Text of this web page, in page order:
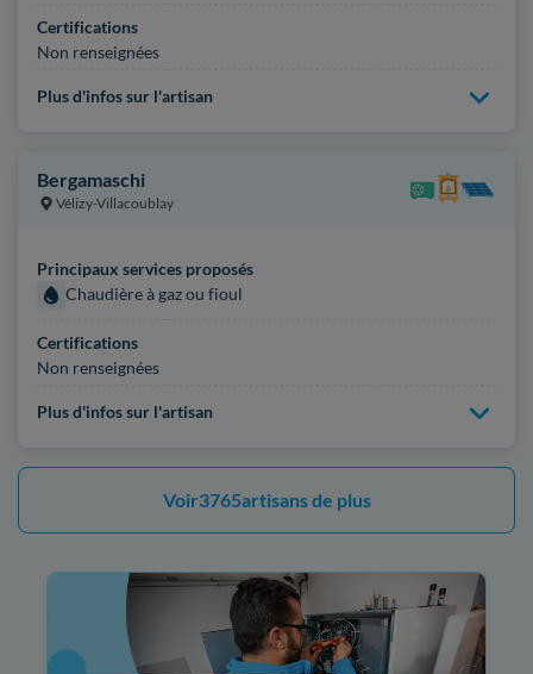
Certifications
Non renseignées
Plus d'infos sur l'artisan
Bergamaschi
Vélizy-Villacoublay
Principaux services proposés
Chaudière à gaz ou fioul
Certifications
Non renseignées
Plus d'infos sur l'artisan
Voir3765artisans de plus